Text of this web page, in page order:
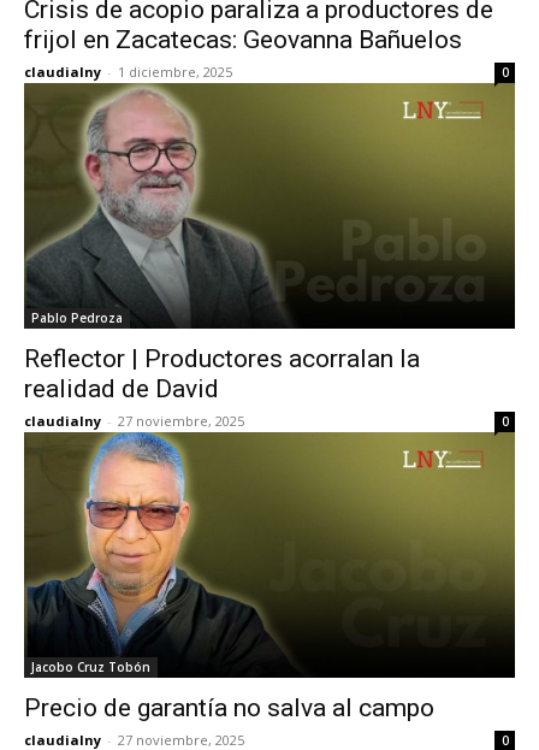
Crisis de acopio paraliza a productores de
frijol en Zacatecas: Geovanna Bañuelos
claudialny - 1 diciembre, 2025 0
Pablo Pedroza
Reflector | Productores acorralan la
realidad de David
claudialny - 27 noviembre, 2025 0
Jacobo Cruz Tobón
Precio de garantía no salva al campo
claudialny - 27 noviembre, 2025 0